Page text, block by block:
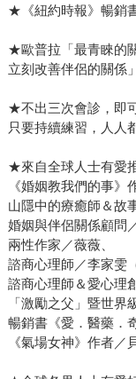
★《紐約時報》暢銷
★歐普拉「最青睞的
立刻改善伴侶的關係
★不出三次會診，即
只要持續練習，人人
★來自全球人士有
《婚姻教我們的事》
山隱中的療癒師＆故
婚姻與伴侶關係顧問
兩性作家／薇薇、
諮商心理師／李家雯
諮商心理師＆愛心理
「激勵之父」暨世界
暢銷書《愛．醫藥．
《氣場女神》作者／